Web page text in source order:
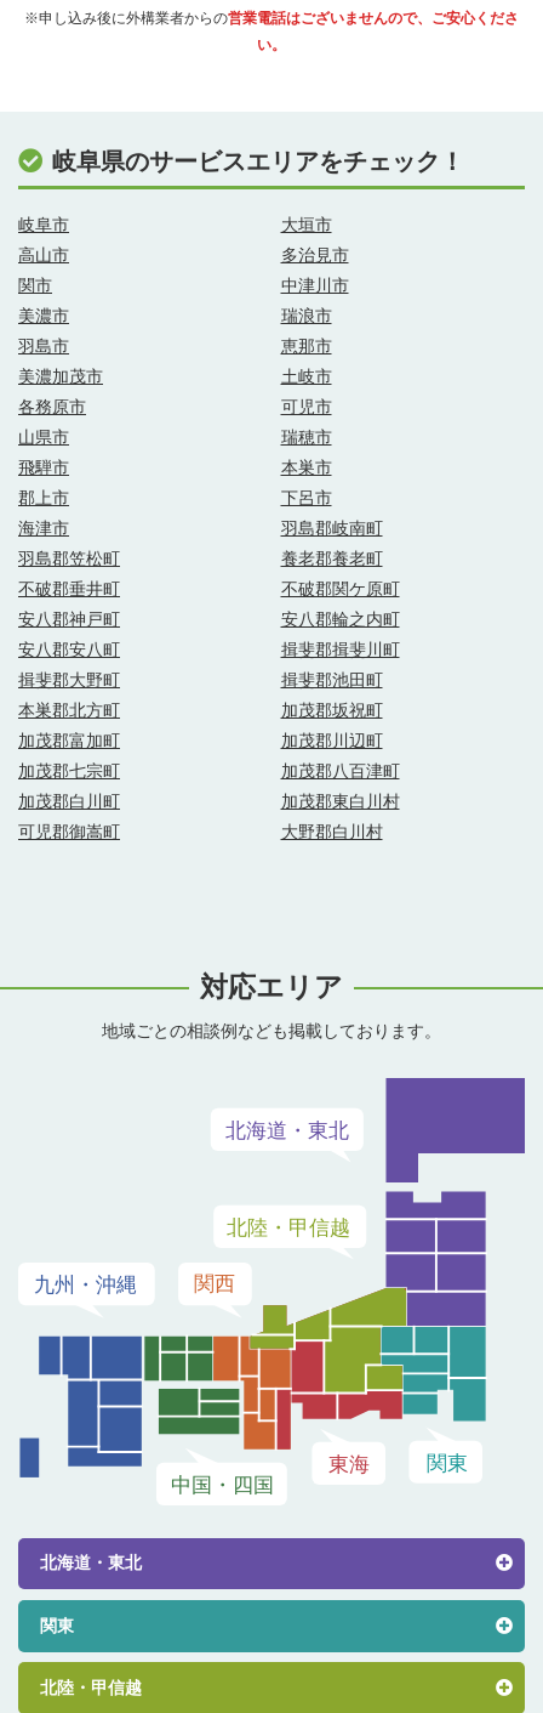
※申し込み後に外構業者からの営業電話はございませんので、ご安心くださ
い。
岐阜県のサービスエリアをチェック！
岐阜市
大垣市
高山市
多治見市
関市
中津川市
美濃市
瑞浪市
羽島市
恵那市
美濃加茂市
土岐市
各務原市
可児市
山県市
瑞穂市
飛騨市
本巣市
郡上市
下呂市
海津市
羽島郡岐南町
羽島郡笠松町
養老郡養老町
不破郡垂井町
不破郡関ケ原町
安八郡神戸町
安八郡輪之内町
安八郡安八町
揖斐郡揖斐川町
揖斐郡大野町
揖斐郡池田町
本巣郡北方町
加茂郡坂祝町
加茂郡富加町
加茂郡川辺町
加茂郡七宗町
加茂郡八百津町
加茂郡白川町
加茂郡東白川村
可児郡御嵩町
大野郡白川村
対応エリア
地域ごとの相談例なども掲載しております。
北海道・東北
関東
北陸・甲信越